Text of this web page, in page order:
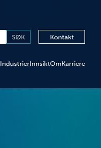
Kontakt
IndustrierInnsiktOmKarriere